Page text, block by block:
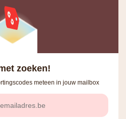
zoeken!
meteen in jouw mailbox